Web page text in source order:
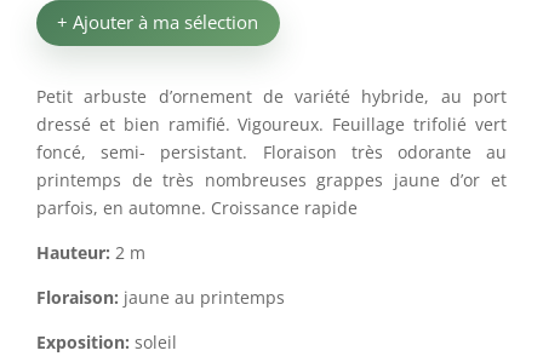
+ Ajouter à ma sélection
Petit arbuste d’ornement de variété hybride, au port
dressé et bien ramifié. Vigoureux. Feuillage trifolié vert
foncé, semi- persistant. Floraison très odorante au
printemps de très nombreuses grappes jaune d’or et
parfois, en automne. Croissance rapide
Hauteur: 2 m
Floraison: jaune au printemps
Exposition: soleil